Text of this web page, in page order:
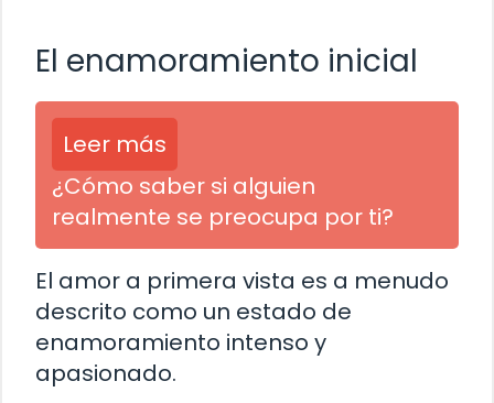
El enamoramiento inicial
Leer más
¿Cómo saber si alguien
realmente se preocupa por ti?
El amor a primera vista es a menudo
descrito como un estado de
enamoramiento intenso y
apasionado.